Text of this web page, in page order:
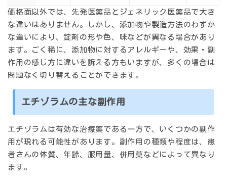
価格面以外では、先発医薬品とジェネリック医薬品で大き
な違いはありません。しかし、添加物や製造方法のわずか
な違いにより、錠剤の形や色、味などが異なる場合があり
ます。ごく稀に、添加物に対するアレルギーや、効果・副
作用の感じ方に違いを訴える方もいますが、多くの場合は
問題なく切り替えることができます。
エチゾラムの主な副作用
エチゾラムは有効な治療薬である一方で、いくつかの副作
用が現れる可能性があります。副作用の種類や程度は、患
者さんの体質、年齢、服用量、併用薬などによって異なり
ます。